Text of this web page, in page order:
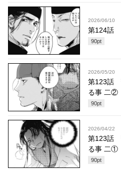
2026/06/10
第124話
90pt
2026/05/20
第123話
る事 二②
90pt
2026/04/22
第123話
る事 二①
90pt